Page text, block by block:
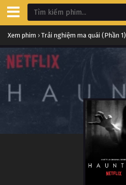
Xem phim › Trải nghiệm ma quái (Phần 1)